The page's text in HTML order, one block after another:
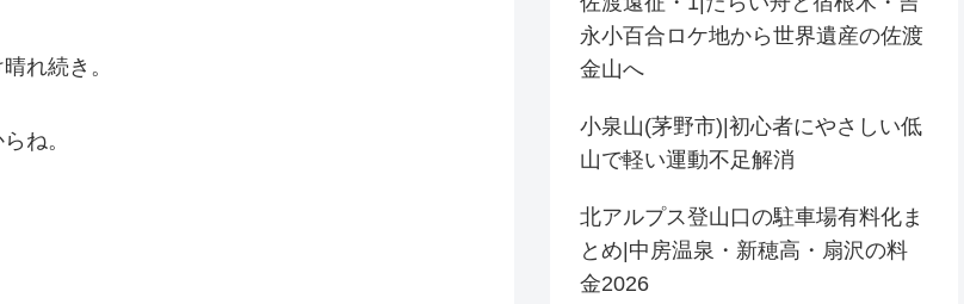
れ続き。
ね。
永小百合ロケ地から世界遺産の佐渡
金山へ
小泉山(茅野市)|初心者にやさしい低
山で軽い運動不足解消
北アルプス登山口の駐車場有料化ま
とめ|中房温泉・新穂高・扇沢の料
金2026